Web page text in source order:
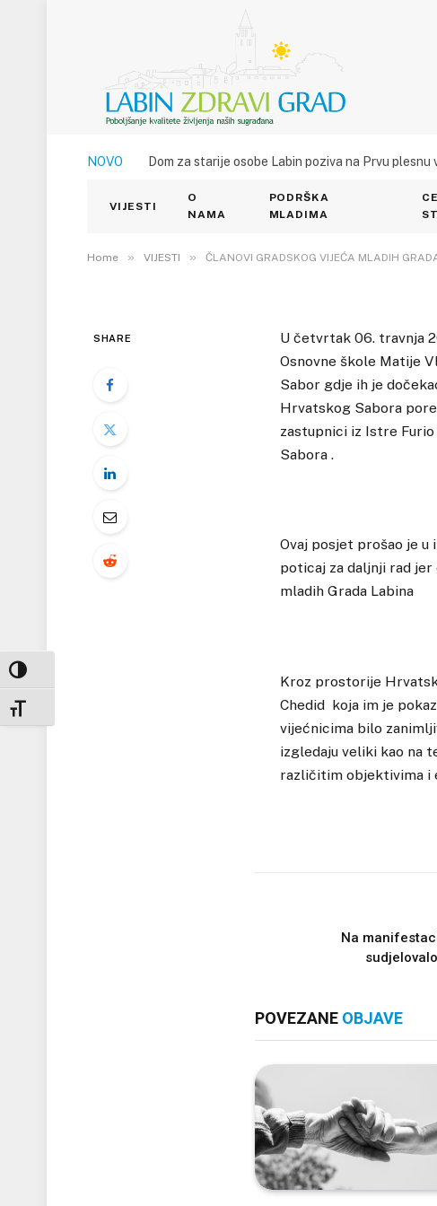
UKLJUČI / ISKLJUČI VISOKI KONTRAST
UKLJUČI / ISKLJUČI VELIČINU FONTA
NOVO Dom za starije osobe Labin poziva na Prvu plesnu
VIJESTI
O
NAMA
PODRŠKA
MLADIMA
Home » VIJESTI » ČLANOVI GRADSKOG VIJEĆA MLADIH
VIJESTI
LABINA POSJETILI SU
ZAGREB
12. TRAVNJA 2017. 1 VIEWS
SHARE
U četvrtak 06. travnja
Osnovne škole Matije
Sabor gdje ih je
Hrvatskog Sabora
zastupnici iz Istre
Sabora .
Ovaj posjet prošao je
poticaj za daljnji rad jer
mladih Grada Labina
Kroz prostorije
Chedid koja im je
vijećnicima bilo
izgledaju veliki kao na
različitim objektivima i
Na
POVEZANE OBJAVE